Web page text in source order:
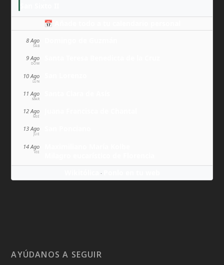
📅 Añade todo a tu calendario personal
8 Ago
SÁB
9 Ago
DOM
10 Ago
LUN
11 Ago
MAR
12 Ago
MIÉ
13 Ago
JUE
14 Ago
VIE
·
AYÚDANOS A SEGUIR